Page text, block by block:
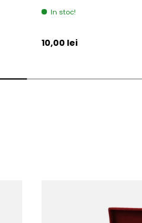
In stoc!
Pret initial
10,00 lei